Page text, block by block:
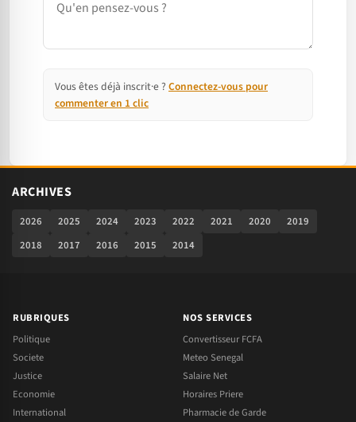
Vous êtes déjà inscrit·e ? Connectez-vous pour
commenter en 1 clic
ARCHIVES
2026 2025 2024 2023 2022 2021 2020
2019
2018
2017 2016 2015 2014
RUBRIQUES
Politique
Societe
Justice
Economie
International
NOS SERVICES
Convertisseur FCFA
Meteo Senegal
Salaire Net
Horaires Priere
Pharmacie de Garde